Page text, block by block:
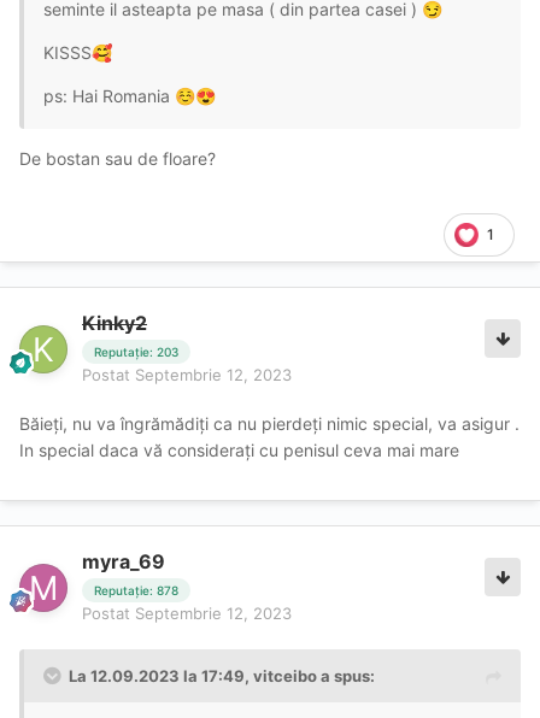
seminte il asteapta pe masa ( din partea casei ) 😏
KISSS🥰
ps: Hai Romania ☺️😍
De bostan sau de floare?
1
Kinky2
Reputație: 203
Postat Septembrie 12, 2023
Băieți, nu va îngrămădiți ca nu pierdeți nimic special, va asigur .
In special daca vă considerați cu penisul ceva mai mare
myra_69
Reputație: 878
Postat Septembrie 12, 2023
La 12.09.2023 la 17:49, vitceiboa spus: